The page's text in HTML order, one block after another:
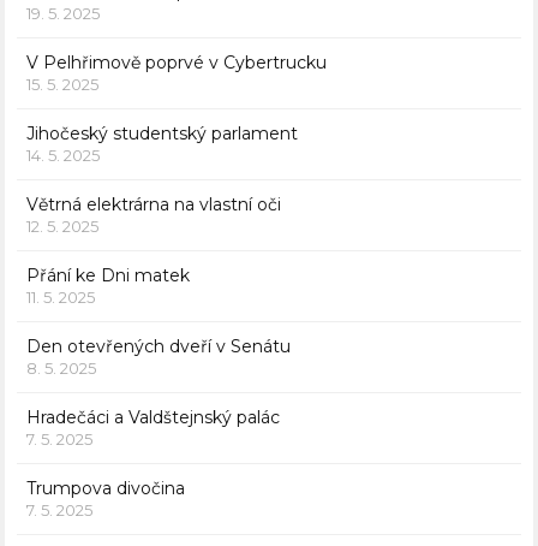
19. 5. 2025
V Pelhřimově poprvé v Cybertrucku
15. 5. 2025
Jihočeský studentský parlament
14. 5. 2025
Větrná elektrárna na vlastní oči
12. 5. 2025
Přání ke Dni matek
11. 5. 2025
Den otevřených dveří v Senátu
8. 5. 2025
Hradečáci a Valdštejnský palác
7. 5. 2025
Trumpova divočina
7. 5. 2025